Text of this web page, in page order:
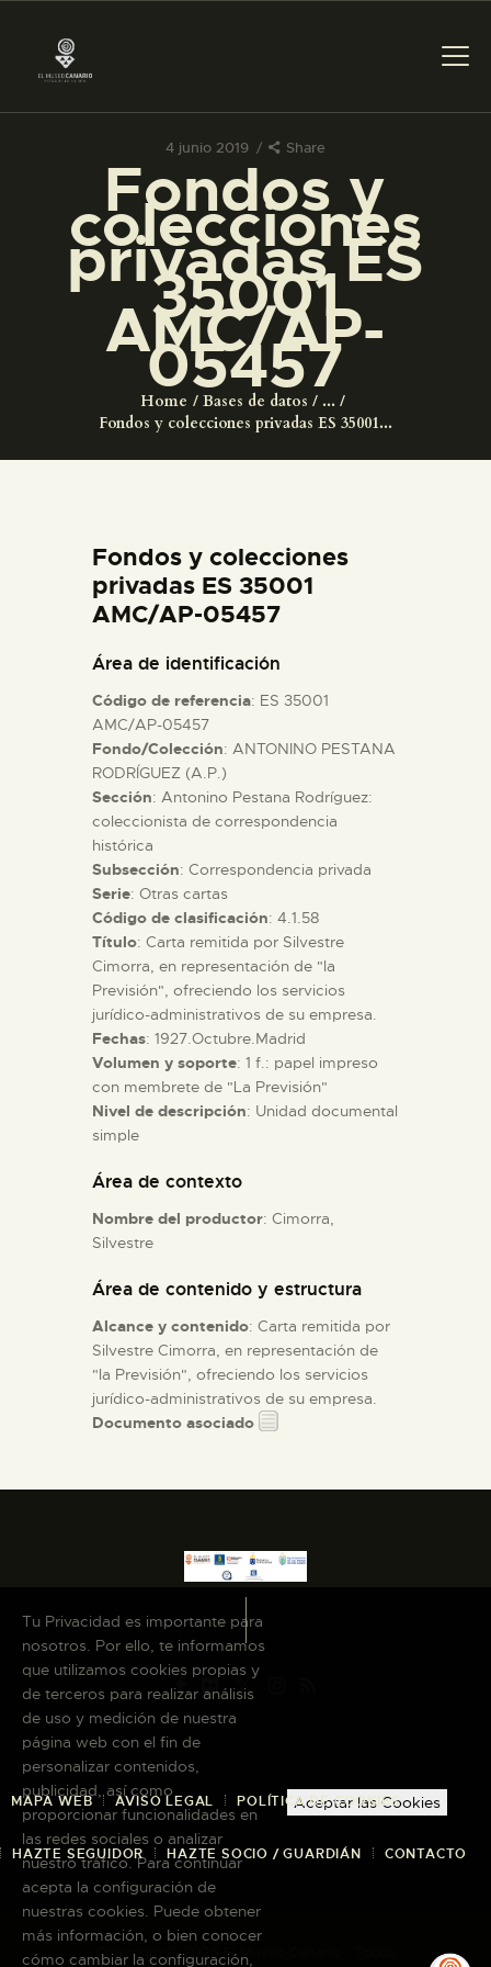
4 junio 2019 Share
Fondos y
colecciones
privadas ES
35001
AMC/AP-
05457
Home Bases de datos
...
Fondos y colecciones privadas ES 35001...
PREPARAR LA VISITA
ACTIVIDADES
█
EL MUSEO
ESPAÑOL
ACTIVIDADES
█
EL MUSEO
COLECCIONES
DIDÁCTICA
ESPAÑOL
Fondos y colecciones
privadas ES 35001
AMC/AP-05457
Área de identificación
Código de referencia: ES 35001
AMC/AP-05457
Fondo/Colección: ANTONINO PESTANA
RODRÍGUEZ (A.P.)
Sección: Antonino Pestana Rodríguez:
coleccionista de correspondencia
histórica
Subsección: Correspondencia privada
Serie: Otras cartas
Código de clasificación: 4.1.58
Título: Carta remitida por Silvestre
Cimorra, en representación de "la
Previsión", ofreciendo los servicios
jurídico-administrativos de su empresa.
Fechas: 1927.Octubre.Madrid
Volumen y soporte: 1 f.: papel impreso
con membrete de "La Previsión"
Nivel de descripción: Unidad documental
simple
Área de contexto
Nombre del productor: Cimorra,
Silvestre
Área de contenido y estructura
Alcance y contenido: Carta remitida por
Silvestre Cimorra, en representación de
"la Previsión", ofreciendo los servicios
jurídico-administrativos de su empresa.
Documento asociado
MAPA WEB AVISO LEGAL POLÍTICA DE COOKIES
HAZTE SEGUIDOR HAZTE SOCIO / GUARDIÁN CONTACTO
Copyright © 2026 El Museo Canario · Todos
Tu Privacidad es importante para
nosotros. Por ello, te informamos
que utilizamos cookies propias y
de terceros para realizar análisis
de uso y medición de nuestra
página web con el fin de
personalizar contenidos,
publicidad, así como
proporcionar funcionalidades en
las redes sociales o analizar
nuestro tráfico. Para continuar
acepta la configuración de
nuestras cookies. Puede obtener
más información, o bien conocer
cómo cambiar la configuración,
Aceptar las Cookies